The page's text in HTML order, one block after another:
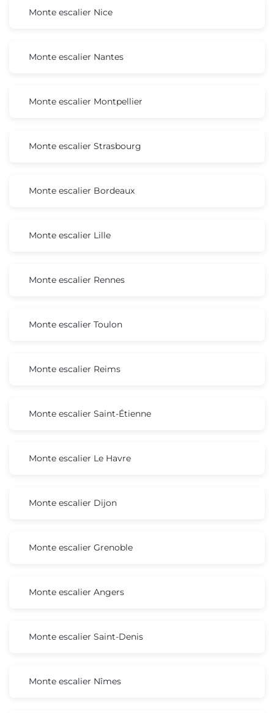
Monte escalier Nice
Monte escalier Nantes
Monte escalier Montpellier
Monte escalier Strasbourg
Monte escalier Bordeaux
Monte escalier Lille
Monte escalier Rennes
Monte escalier Toulon
Monte escalier Reims
Monte escalier Saint-Étienne
Monte escalier Le Havre
Monte escalier Dijon
Monte escalier Grenoble
Monte escalier Angers
Monte escalier Saint-Denis
Monte escalier Nîmes